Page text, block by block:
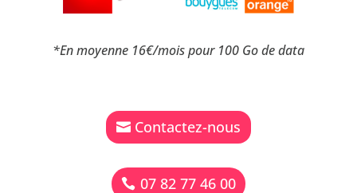
*En moyenne 16€/mois pour 100 Go de data
Contactez-nous
07 82 77 46 00